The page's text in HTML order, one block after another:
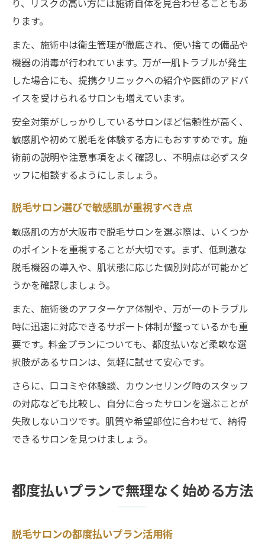
ります。
また、施術中は衛生管理が徹底され、使い捨ての備品や
機器の消毒が行われています。万が一肌トラブルが発生
した場合にも、提携クリニックへの紹介や医師のアドバ
イスを受けられるサロンも増えています。
安全対策がしっかりしているサロンほど信頼性が高く、
敏感肌や初めて脱毛を体験する方にもおすすめです。施
術前の説明や注意事項をよく確認し、不明点は必ずスタ
ッフに相談するようにしましょう。
脱毛サロン選びで敏感肌が重視すべき点
敏感肌の方が大阪市で脱毛サロンを選ぶ際は、いくつか
のポイントを重視することが大切です。まず、低刺激な
脱毛機器の導入や、肌状態に応じた個別対応が可能かど
うかを確認しましょう。
また、施術後のアフターケア体制や、万が一のトラブル
時に迅速に対応できるサポート体制が整っているかも重
要です。料金プランについても、都度払いなど柔軟な選
択肢があるサロンは、気軽に試せて安心です。
さらに、口コミや体験談、カウンセリング時のスタッフ
の対応なども比較し、自分に合ったサロンを選ぶことが
失敗しないコツです。肌質や希望部位に合わせて、納得
できるサロンを見つけましょう。
都度払いプランで無理なく始める方法
脱毛サロンの都度払いプラン活用術